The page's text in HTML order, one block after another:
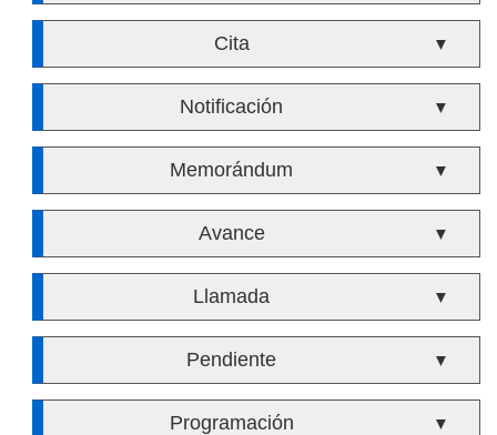
Cita ▼
Notificación ▼
Memorándum ▼
Avance ▼
Llamada ▼
Pendiente ▼
Programación ▼